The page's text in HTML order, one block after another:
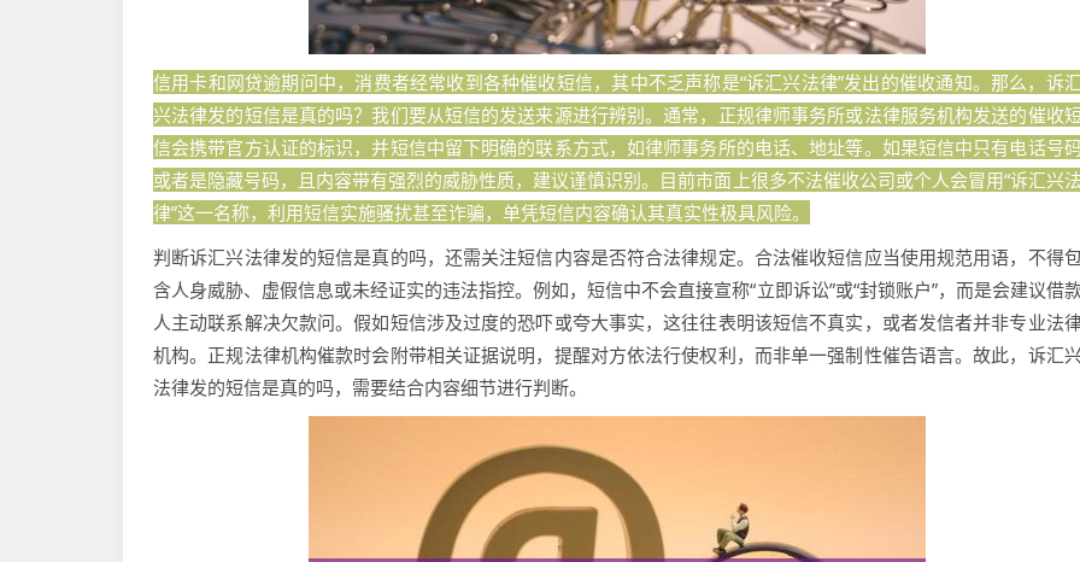
信用卡和网贷逾期问中，消费者经常收到各种催收短信，其中不乏声称是“诉汇兴法律”发出的催收通知。那么，诉汇
兴法律发的短信是真的吗？我们要从短信的发送来源进行辨别。通常，正规律师事务所或法律服务机构发送的催收
信会携带官方认证的标识，并短信中留下明确的联系方式，如律师事务所的电话、地址等。如果短信中只有电话号码
或者是隐藏号码，且内容带有强烈的威胁性质，建议谨慎识别。目前市面上很多不法催收公司或个人会冒用“诉汇兴法
律”这一名称，利用短信实施骚扰甚至诈骗，单凭短信内容确认其真实性极具风险。
判断诉汇兴法律发的短信是真的吗，还需关注短信内容是否符合法律规定。合法催收短信应当使用规范用语，不得
含人身威胁、虚假信息或未经证实的违法指控。例如，短信中不会直接宣称“立即诉讼”或“封锁账户”，而是会建议借
人主动联系解决欠款问。假如短信涉及过度的恐吓或夸大事实，这往往表明该短信不真实，或者发信者并非专业法
机构。正规法律机构催款时会附带相关证据说明，提醒对方依法行使权利，而非单一强制性催告语言。故此，诉汇
法律发的短信是真的吗，需要结合内容细节进行判断。